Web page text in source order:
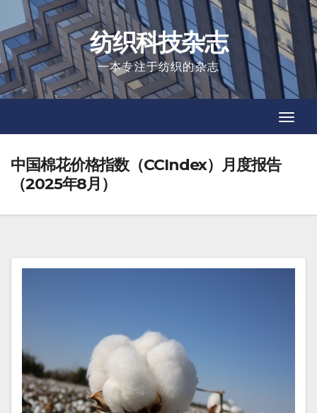
to
content
纺织科技杂志
一本专注于纺织的杂志
中国棉花价格指数（CCIndex）月度报告
（2025年8月）